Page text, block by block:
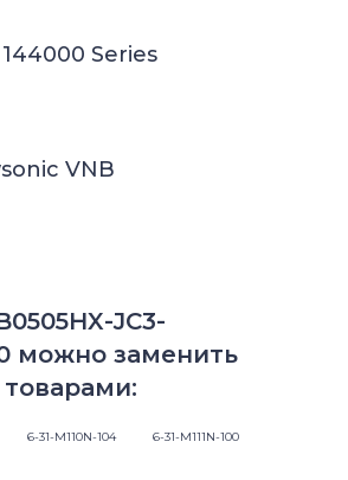
144000 Series
VNB
JC3-
можно заменить
6-31-M110N-104 6-31-M111N-100